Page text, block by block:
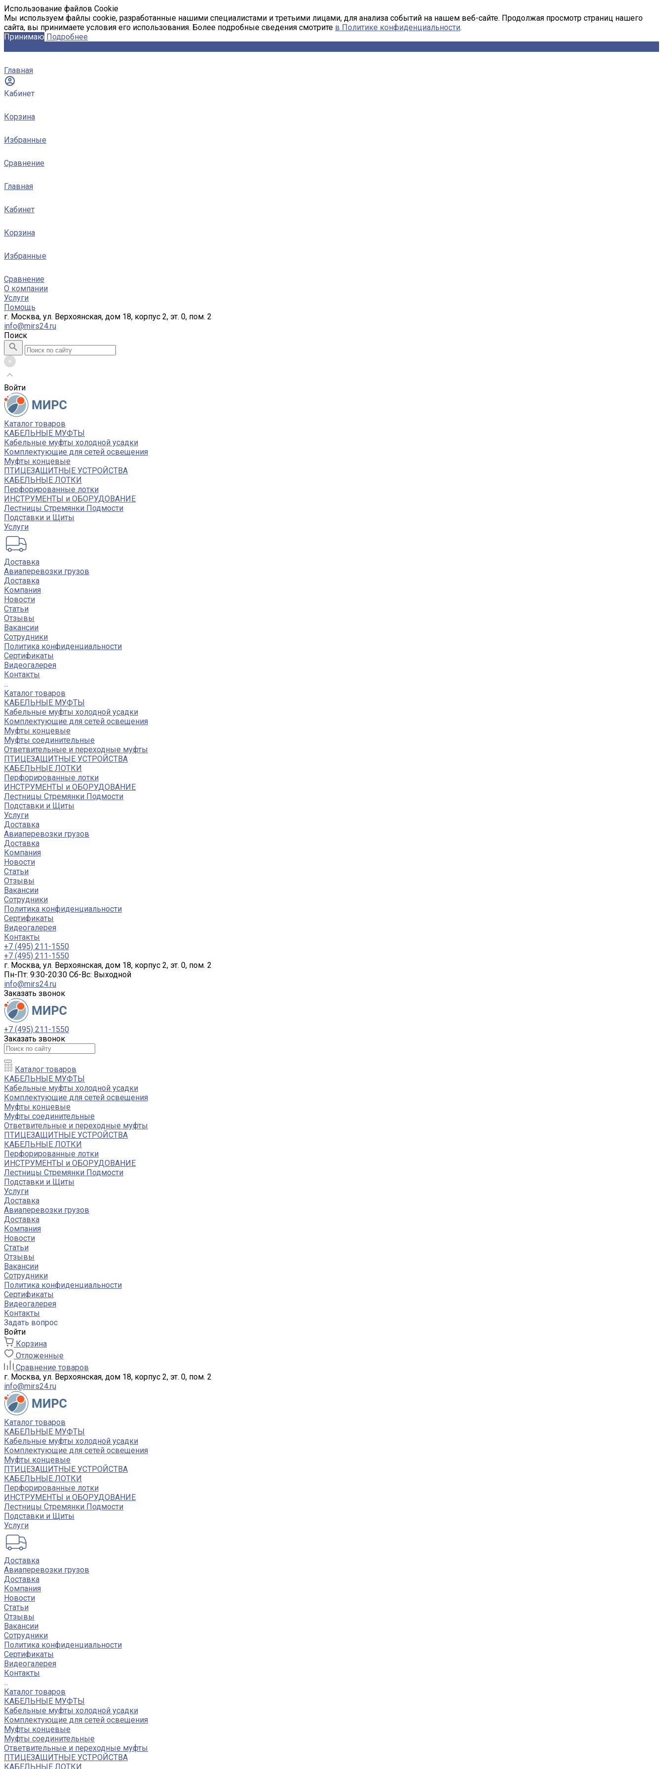
Использование файлов Cookie
Мы используем файлы cookie, разработанные нашими специалистами и третьими лицами, для анализа событий на нашем веб-сайте. Продолжая просмотр страниц нашего
сайта, вы принимаете условия его использования. Более подробные сведения смотрите в Политике конфиденциальности.
Принимаю Подробнее
Главная
Кабинет
Корзина
Избранные
Сравнение
Главная
Кабинет
Корзина
Избранные
Сравнение
О компании
Услуги
Помощь
г. Москва, ул. Верхоянская, дом 18, корпус 2, эт. 0, пом. 2
info@mirs24.ru
Поиск
Войти
Каталог товаров
КАБЕЛЬНЫЕ МУФТЫ
Кабельные муфты холодной усадки
Комплектующие для сетей освещения
Муфты концевые
ПТИЦЕЗАЩИТНЫЕ УСТРОЙСТВА
КАБЕЛЬНЫЕ ЛОТКИ
Перфорированные лотки
ИНСТРУМЕНТЫ и ОБОРУДОВАНИЕ
Лестницы Стремянки Подмости
Подставки и Щиты
Услуги
Доставка
Авиаперевозки грузов
Доставка
Компания
Новости
Статьи
Отзывы
Вакансии
Сотрудники
Политика конфиденциальности
Сертификаты
Видеогалерея
Контакты
...
Каталог товаров
КАБЕЛЬНЫЕ МУФТЫ
Кабельные муфты холодной усадки
Комплектующие для сетей освещения
Муфты концевые
Муфты соединительные
Ответвительные и переходные муфты
ПТИЦЕЗАЩИТНЫЕ УСТРОЙСТВА
КАБЕЛЬНЫЕ ЛОТКИ
Перфорированные лотки
ИНСТРУМЕНТЫ и ОБОРУДОВАНИЕ
Лестницы Стремянки Подмости
Подставки и Щиты
Услуги
Доставка
Авиаперевозки грузов
Доставка
Компания
Новости
Статьи
Отзывы
Вакансии
Сотрудники
Политика конфиденциальности
Сертификаты
Видеогалерея
Контакты
+7 (495) 211-1550
+7 (495) 211-1550
г. Москва, ул. Верхоянская, дом 18, корпус 2, эт. 0, пом. 2
Пн-Пт: 9:30-20:30 Cб-Вс: Выходной
info@mirs24.ru
Заказать звонок
+7 (495) 211-1550
Заказать звонок
Каталог товаров
КАБЕЛЬНЫЕ МУФТЫ
Кабельные муфты холодной усадки
Комплектующие для сетей освещения
Муфты концевые
Муфты соединительные
Ответвительные и переходные муфты
ПТИЦЕЗАЩИТНЫЕ УСТРОЙСТВА
КАБЕЛЬНЫЕ ЛОТКИ
Перфорированные лотки
ИНСТРУМЕНТЫ и ОБОРУДОВАНИЕ
Лестницы Стремянки Подмости
Подставки и Щиты
Услуги
Доставка
Авиаперевозки грузов
Доставка
Компания
Новости
Статьи
Отзывы
Вакансии
Сотрудники
Политика конфиденциальности
Сертификаты
Видеогалерея
Контакты
Задать вопрос
Войти
Корзина
Отложенные
Сравнение товаров
г. Москва, ул. Верхоянская, дом 18, корпус 2, эт. 0, пом. 2
info@mirs24.ru
Каталог товаров
КАБЕЛЬНЫЕ МУФТЫ
Кабельные муфты холодной усадки
Комплектующие для сетей освещения
Муфты концевые
ПТИЦЕЗАЩИТНЫЕ УСТРОЙСТВА
КАБЕЛЬНЫЕ ЛОТКИ
Перфорированные лотки
ИНСТРУМЕНТЫ и ОБОРУДОВАНИЕ
Лестницы Стремянки Подмости
Подставки и Щиты
Услуги
Доставка
Авиаперевозки грузов
Доставка
Компания
Новости
Статьи
Отзывы
Вакансии
Сотрудники
Политика конфиденциальности
Сертификаты
Видеогалерея
Контакты
...
Каталог товаров
КАБЕЛЬНЫЕ МУФТЫ
Кабельные муфты холодной усадки
Комплектующие для сетей освещения
Муфты концевые
Муфты соединительные
Ответвительные и переходные муфты
ПТИЦЕЗАЩИТНЫЕ УСТРОЙСТВА
КАБЕЛЬНЫЕ ЛОТКИ